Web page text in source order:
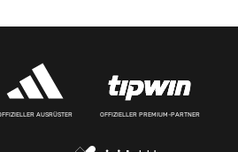
AUSRÜSTER OFFIZIELLER PREMIUM-PARTNER